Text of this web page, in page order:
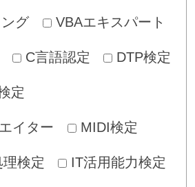
グ VBAエキスパート
C言語認定 DTP検定
定
イター MIDI検定
検定 IT活用能力検定